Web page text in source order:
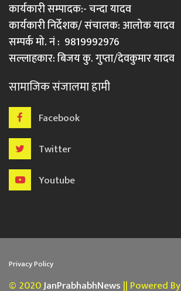
कार्यकारी सम्पादक:- चन्दा यादव
कार्यकारी निर्देशक/ संचालक: आलोक यादव
सम्पर्क मो. नं : 9819992976
सल्लाहकार: बिजय कु. गुप्ता/देवकुमार यादव
सामाजिक संजालमा हामी
Facebook
Twitter
Youtube
Privacy Policy
© 2020JanPrabhabhNews || Powered By